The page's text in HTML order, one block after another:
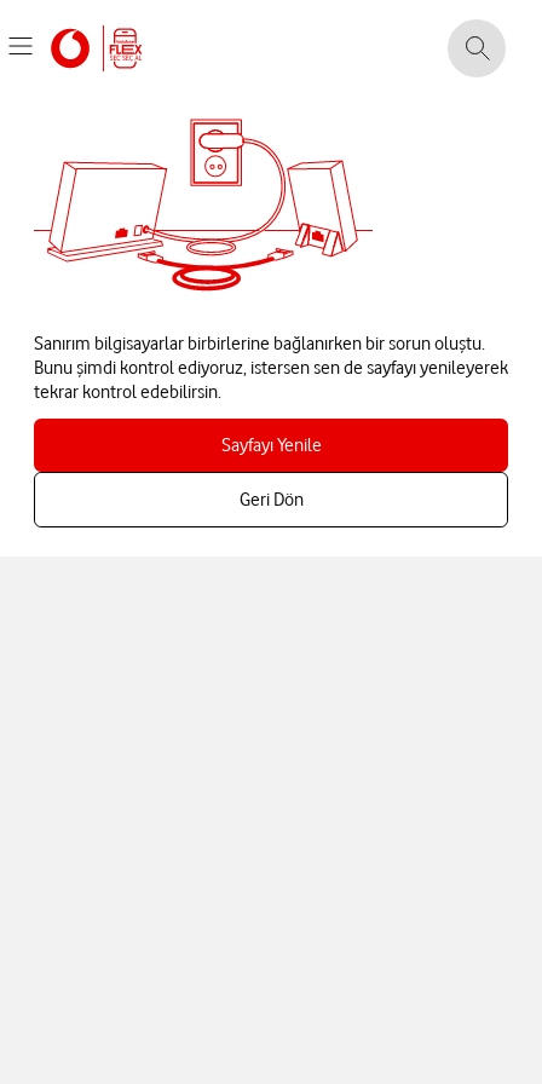
Sanırım bilgisayarlar birbirlerine bağlanırken bir sorun oluştu.
Bunu şimdi kontrol ediyoruz, istersen sen de sayfayı yenileyerek
tekrar kontrol edebilirsin.
Sayfayı Yenile
Geri Dön